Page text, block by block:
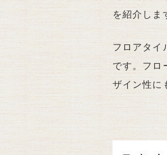
を紹介しま
フロアタイ
です。フロ
ザイン性に